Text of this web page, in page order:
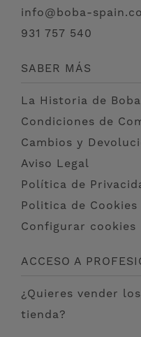
info@boba-
931 757 540
SABER MÁS
La Historia de Boba
Condiciones de
Cambios y
Aviso Legal
Política de
Politica de Cookies
Configurar cookies
ACCESO A
¿Quieres vender
tienda?